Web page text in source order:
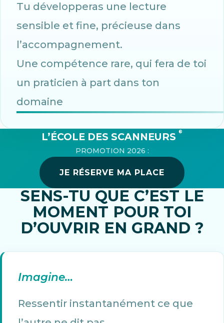
Tu développeras une lecture
sensible et fine, précieuse dans
l’accompagnement.
Une compétence rare, qui fera de toi
un praticien à part dans ton
domaine
L’ÉCOLE DES SCANNEURS ®
PROMOTION 2026 :
JE RÉSERVE MA PLACE
SENS-TU QUE C’EST LE
MOMENT POUR TOI
D’OUVRIR EN GRAND ?
Imagine…
Ressentir instantanément ce que